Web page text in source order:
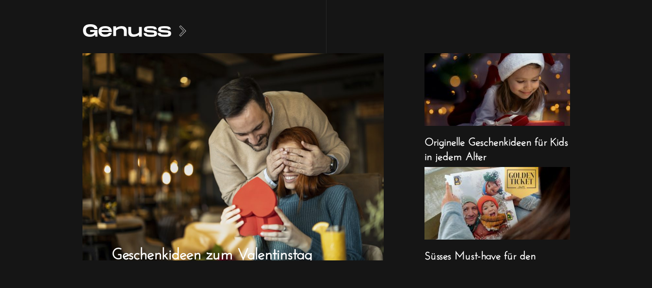
Genuss
Geschenkideen zum Valentinstag
Originelle Geschenkideen für Kids
in jedem Alter
Süsses Must-have für den